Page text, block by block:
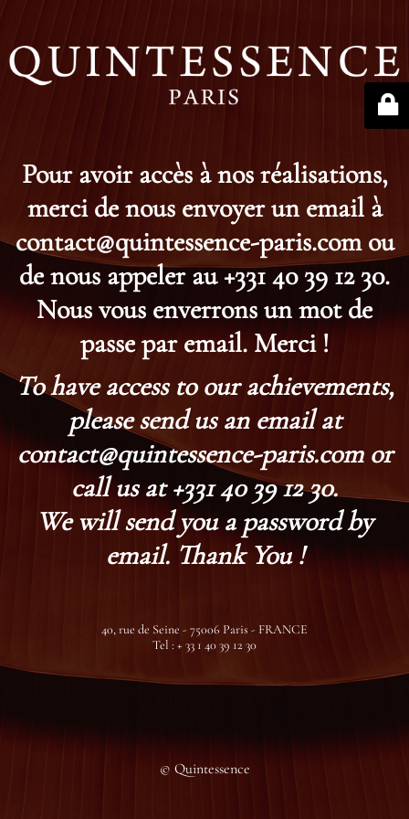
Pour avoir accès à nos réalisations,
merci de nous envoyer un email à
contact@quintessence-paris.com ou
de nous appeler au +331 40 39 12 30.
Nous vous enverrons un mot de
passe par email. Merci !
To have access to our achievements,
please send us an email at
contact@quintessence-paris.com or
call us at +331 40 39 12 30.
We will send you a password by
email. Thank You !
40, rue de Seine - 75006 Paris - FRANCE
Tel : + 33 1 40 39 12 30
© Quintessence